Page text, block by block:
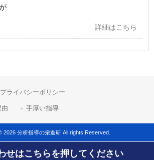
詳細はこちら
プライバシーポリシー
手厚い指導
2026 分析指導の栄進研 All rights Reserved.
せはこちらを押してください